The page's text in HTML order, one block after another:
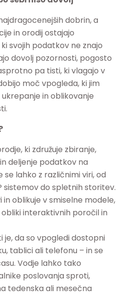
dobrin, a
in orodij ostajajo
svojih podatkov ne znajo
dovolj pozornosti, pogosto
pa tisti, ki vlagajo v
moč vpogleda, ki jim
in oblikovanje
ki združuje zbiranje,
deljenje podatkov na
se lahko z različnimi viri, od
sistemov do spletnih storitev.
oblikuje v smiselne modele,
interaktivnih poročil in
je, da so vpogledi dostopni
tablici ali telefonu – in se
Vodje lahko tako
poslovanja sproti,
tedenska ali mesečna